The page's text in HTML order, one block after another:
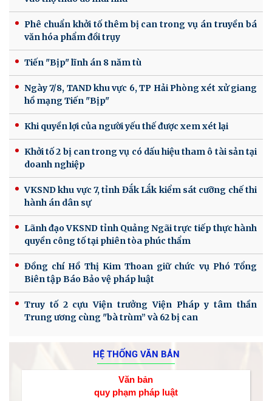
Phê chuẩn khởi tố thêm bị can trong vụ án truyền bá
văn hóa phẩm đồi trụy
Tiến "Bịp" lĩnh án 8 năm tù
Ngày 7/8, TAND khu vực 6, TP Hải Phòng xét xử giang
hồ mạng Tiến "Bịp"
Khi quyền lợi của người yếu thế được xem xét lại
Khởi tố 2 bị can trong vụ có dấu hiệu tham ô tài sản tại
doanh nghiệp
VKSND khu vực 7, tỉnh Đắk Lắk kiểm sát cưỡng chế thi
hành án dân sự
Lãnh đạo VKSND tỉnh Quảng Ngãi trực tiếp thực hành
quyền công tố tại phiên tòa phúc thẩm
Đồng chí Hồ Thị Kim Thoan giữ chức vụ Phó Tổng
Biên tập Báo Bảo vệ pháp luật
Truy tố 2 cựu Viện trưởng Viện Pháp y tâm thần
Trung ương cùng "bà trùm” và 62 bị can
HỆ THỐNG VĂN BẢN
Văn bản
quy phạm pháp luật